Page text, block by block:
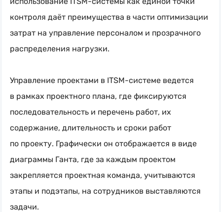
контроля даёт преимущества в части оптимизации
затрат на управление персоналом и прозрачного
распределения нагрузки.
Управление проектами в ITSM-системе ведется
в рамках проектного плана, где фиксируются
последовательность и перечень работ, их
содержание, длительность и сроки работ
по проекту. Графически он отображается в виде
диаграммы Ганта, где за каждым проектом
закрепляется проектная команда, учитываются
этапы и подэтапы, на сотрудников выставляются
задачи.